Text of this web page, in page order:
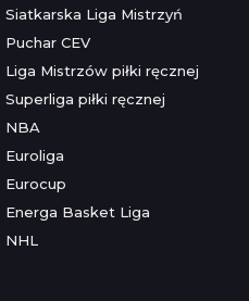
Siatkarska Liga Mistrzyń
Puchar CEV
Liga Mistrzów piłki ręcznej
Superliga piłki ręcznej
NBA
Euroliga
Eurocup
Energa Basket Liga
NHL